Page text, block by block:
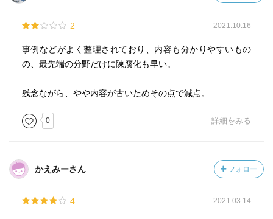
2 2021.10.16
事例などがよく整理されており、内容も分かりやすいもの
の、最先端の分野だけに陳腐化も早い。
残念ながら、やや内容が古いためその点で減点。
0 詳細をみる
かえみーさん フォロー
4 2021.03.14